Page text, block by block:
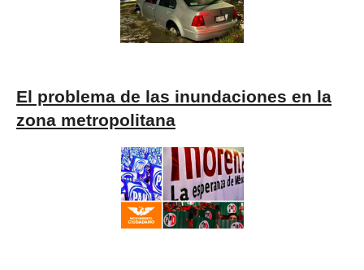
El problema de las inundaciones en la
zona metropolitana